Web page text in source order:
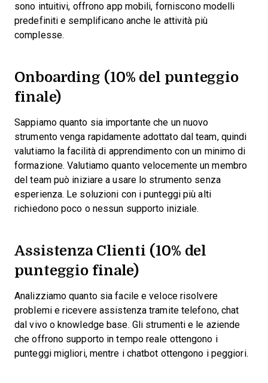
sono intuitivi, offrono app mobili, forniscono modelli
predefiniti e semplificano anche le attività più
complesse.
Onboarding (10% del punteggio
finale)
Sappiamo quanto sia importante che un nuovo
strumento venga rapidamente adottato dal team, quindi
valutiamo la facilità di apprendimento con un minimo di
formazione. Valutiamo quanto velocemente un membro
del team può iniziare a usare lo strumento senza
esperienza. Le soluzioni con i punteggi più alti
richiedono poco o nessun supporto iniziale.
Assistenza Clienti (10% del
punteggio finale)
Analizziamo quanto sia facile e veloce risolvere
problemi e ricevere assistenza tramite telefono, chat
dal vivo o knowledge base. Gli strumenti e le aziende
che offrono supporto in tempo reale ottengono i
punteggi migliori, mentre i chatbot ottengono i peggiori.